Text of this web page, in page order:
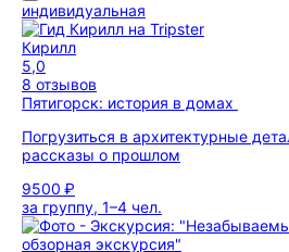
индивидуальная
Кирилл
5,0
8 отзывов
Пятигорск: история в домах
Погрузиться в архитектурные
рассказы о прошлом
9500 ₽
за группу, 1–4 чел.